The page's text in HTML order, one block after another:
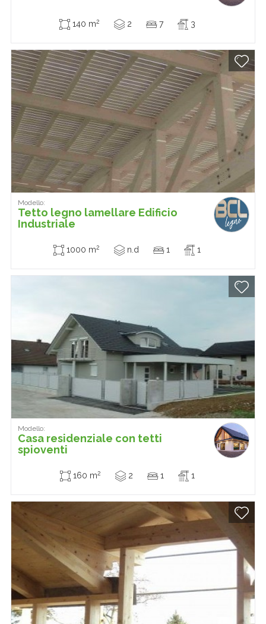
140 m2 2 7 3
Modello:
Tetto legno lamellare Edificio
Industriale
1000 m2 n.d 1 1
Modello:
Casa residenziale con tetti
spioventi
160 m2 2 1 1